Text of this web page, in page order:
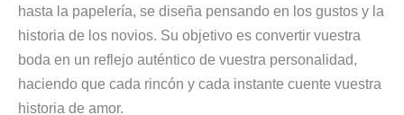
hasta la papelería, se diseña pensando en los gustos y la
historia de los novios. Su objetivo es convertir vuestra
boda en un reflejo auténtico de vuestra personalidad,
haciendo que cada rincón y cada instante cuente vuestra
historia de amor.